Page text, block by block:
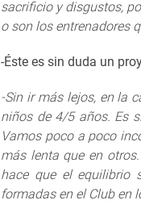
sacrificio y disgustos,
o son los entrenadores
-Éste es sin duda un
-Sin ir más lejos, en la
niños de 4/5 años. Es
Vamos poco a poco
más lenta que en
hace que el equilibrio
formadas en el Club en